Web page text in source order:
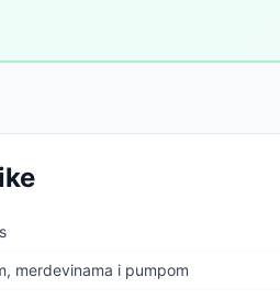
merdevinama i pumpom